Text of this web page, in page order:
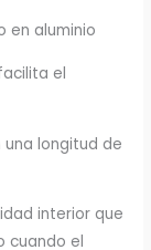
en aluminio
el
una longitud de
interior que
cuando el